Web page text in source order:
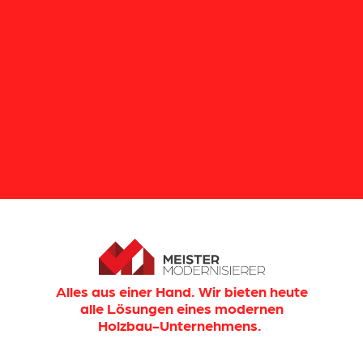
Alles aus einer Hand. Wir bieten heute
alle Lösungen eines modernen
Holzbau-Unternehmens.